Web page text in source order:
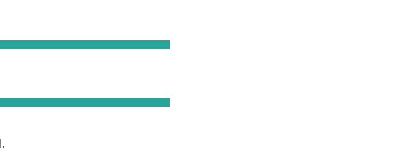
امام جمعه شهرستان ساوجبلاغ اظهارداشت : اربعین امسال سراسر حماسه خونخواهی و مرگ بر آمریکا و اسرائیل بود.